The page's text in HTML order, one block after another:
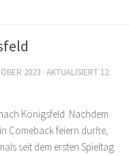
2023 · AKTUALISIERT 12.
Königsfeld. Nachdem
Comeback feiern durfte,
seit dem ersten Spieltag